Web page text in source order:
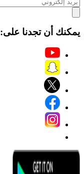
يمكنك أن تجدنا على: